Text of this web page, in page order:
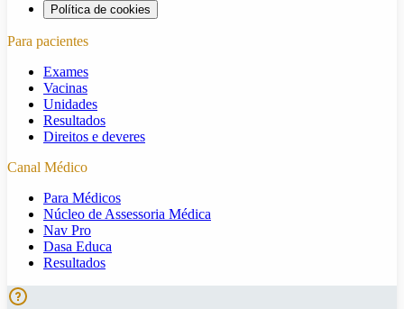
Política de cookies
Para pacientes
Exames
Vacinas
Unidades
Resultados
Direitos e deveres
Canal Médico
Para Médicos
Núcleo de Assessoria Médica
Nav Pro
Dasa Educa
Resultados